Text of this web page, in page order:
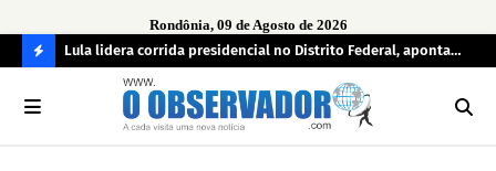
Rondônia, 09 de Agosto de 2026
O
Lula lidera corrida presidencial no Distrito Federal, aponta
pesquisa; Flávio Bolsonaro aparece em segundo